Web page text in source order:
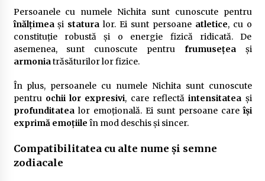
Persoanele cu numele Nichita sunt cunoscute pentru
înălțimeași statura lor. Ei sunt persoane atletice, cu o
constituție robustă și o energie fizică ridicată. De
asemenea, sunt cunoscute pentru frumusețeași
armoniatrăsăturilor lor fizice.
În plus, persoanele cu numele Nichita sunt cunoscute
pentru ochii lor expresivi, care reflectăintensitatea și
profunditatealor emoțională. Ei sunt persoane careîși
exprimă emoțiile în mod deschis și sincer.
Compatibilitatea cu alte nume și semne
zodiacale